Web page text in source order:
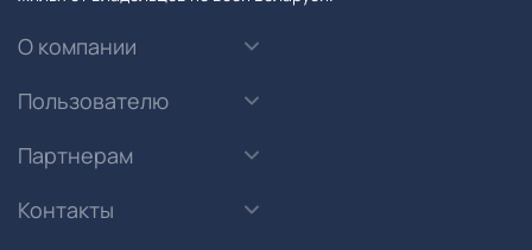
О компании
Пользователю
Партнерам
Контакты